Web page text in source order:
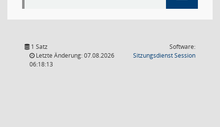
1 Satz
Letzte Änderung: 07.08.2026
06:18:13
Software:
SitzungsdienstSession(Wird in